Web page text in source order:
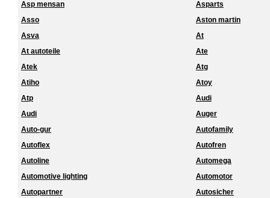
Asp mensan
Asparts
Asso
Aston martin
Asva
At
At autoteile
Ate
Atek
Atg
Atiho
Atoy
Atp
Audi
Audi
Auger
Auto-gur
Autofamily
Autoflex
Autofren
Autoline
Automega
Automotive lighting
Automotor
Autopartner
Autosicher